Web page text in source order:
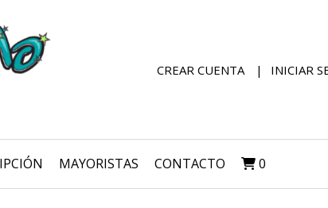
CREAR CUENTA INICIAR
MAYORISTAS CONTACTO 0